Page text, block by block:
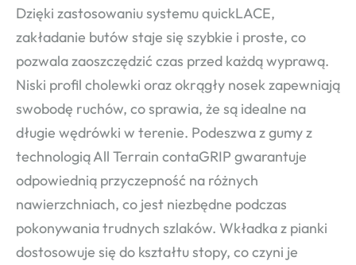
Dzięki zastosowaniu systemu quickLACE,
zakładanie butów staje się szybkie i proste, co
pozwala zaoszczędzić czas przed każdą wyprawą.
Niski profil cholewki oraz okrągły nosek zapewniają
swobodę ruchów, co sprawia, że są idealne na
długie wędrówki w terenie. Podeszwa z gumy z
technologią All Terrain contaGRIP gwarantuje
odpowiednią przyczepność na różnych
nawierzchniach, co jest niezbędne podczas
pokonywania trudnych szlaków. Wkładka z pianki
dostosowuje się do kształtu stopy, co czyni je